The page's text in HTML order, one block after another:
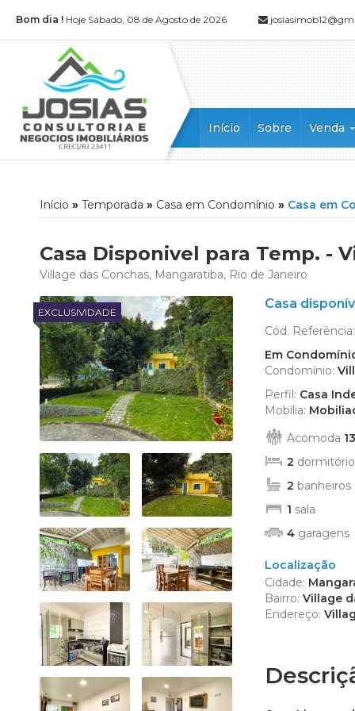
Bom dia ! Hoje Sábado, 08 de Agosto de 2026
Início Sobre Venda
Casa (52)
Casa Alto
Casa em
Casa
Chácara
Edifício
Kitnet (2)
Sítio (4)
Sobrado (1)
Terreno (9)
Terreno
Início » Temporada » Casa em Condomínio » Casa em
Casa Disponivel para Temp. -
Village das Conchas, Mangaratiba, Rio de Janeiro
EXCLUSIVIDADE
Casa
Cód. Referência:
Em
Condomínio:
Perfil: Casa
Mobília:
Acomoda
2
2 banheiros
1 sala
4garagens
Localização
Cidade:
Bairro: Village
Endereço: